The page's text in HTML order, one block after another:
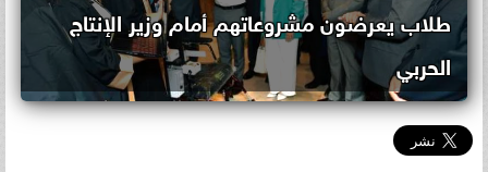
طلاب يعرضون مشروعاتهم أمام وزير الإنتاج
الحربي